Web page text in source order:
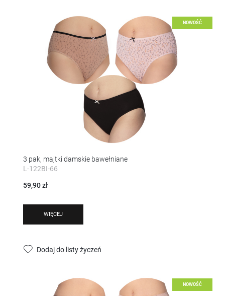
NOWOŚĆ
3 pak, majtki damskie bawełniane
L-122BI-66
59,90 zł
WIĘCEJ
Dodaj do listy życzeń
NOWOŚĆ